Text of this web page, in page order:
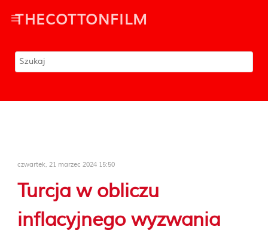
THECOTTONFILM
czwartek, 21 marzec 2024 15:50
Turcja w obliczu
inflacyjnego wyzwania